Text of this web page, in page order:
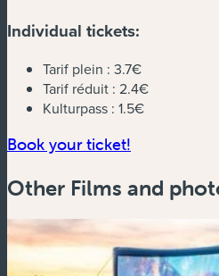
Individual tickets:
Tarif plein : 3.7€
Tarif réduit : 2.4€
Kulturpass : 1.5€
Book your ticket!
Other Films and